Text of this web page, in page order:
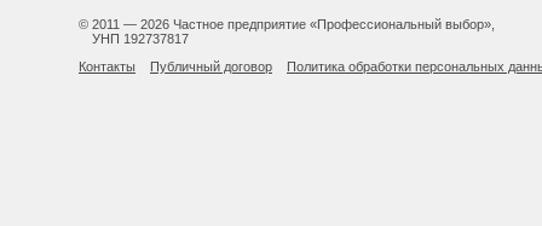
© 2011 — 2026 Частное предприятие «Профессиональный выбор»,
УНП 192737817
Контакты
Публичный договор Политика обработки персональных